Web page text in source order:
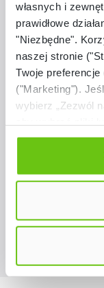
własnych i
prawidłowe
"Niezbędne".
naszej stronie
Twoje
("Marketing").
wybierz „Zezwól
Odmów zgody
użyjemy tylko
Twój wybór
Trasa